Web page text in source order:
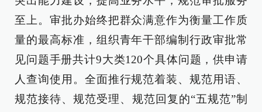
至上。审批办始终把群众满意作为衡量工作质
量的最高标准，组织青年干部编制行政审批常
见问题手册共计9大类120个具体问题，供申请
人查询使用。全面推行规范着装、规范用语、
规范接待、规范受理、规范回复的“五规范”制